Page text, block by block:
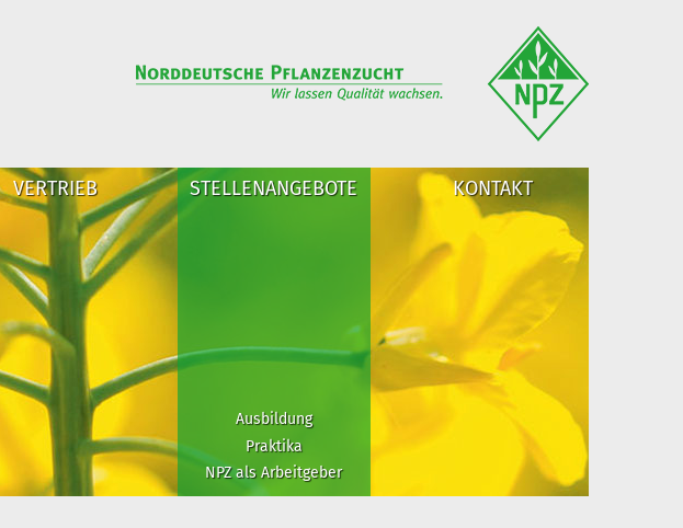
VERTRIEB STELLENANGEBOTE
Ausbildung
Praktika
NPZ als Arbeitgeber
KONTAKT